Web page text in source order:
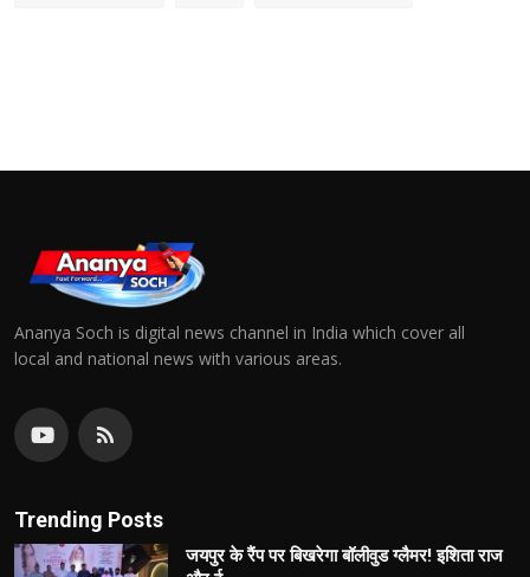
Ananya Soch is digital news channel in India which cover all
local and national news with various areas.
Trending Posts
जयपुर के रैंप पर बिखरेगा बॉलीवुड ग्लैमर! इशिता राज